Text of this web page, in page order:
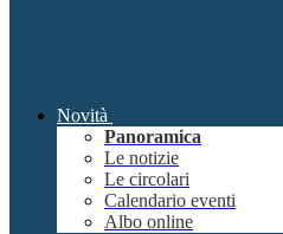
Novità
Panoramica
Le notizie
Le circolari
Calendario eventi
Albo online